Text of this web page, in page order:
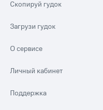
Скопируй гудок
Загрузи гудок
О сервисе
Личный кабинет
Поддержка